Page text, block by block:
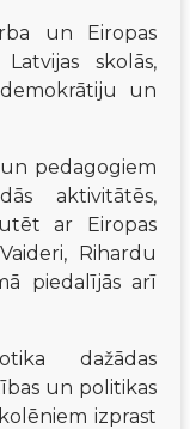
un Eiropas
skolās,
un
pedagogiem
aktivitātēs,
ar Eiropas
Rihardu
piedalījās arī
dažādas
un politikas
izprast